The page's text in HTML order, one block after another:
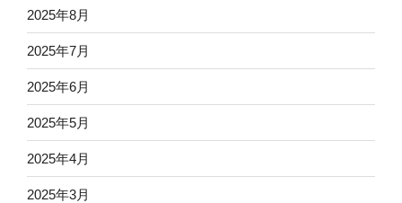
2025年8月
2025年7月
2025年6月
2025年5月
2025年4月
2025年3月